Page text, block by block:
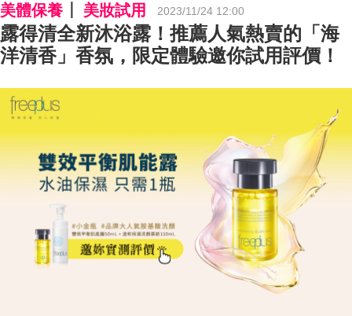
美體保養 美妝試用 2023/11/24 12:00
露得清全新沐浴露！推薦人氣熱賣的「海
洋清香」香氛，限定體驗邀你試用評價！